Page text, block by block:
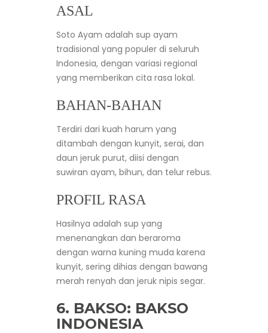
ASAL
Soto Ayam adalah sup ayam
tradisional yang populer di seluruh
Indonesia, dengan variasi regional
yang memberikan cita rasa lokal.
BAHAN-BAHAN
Terdiri dari kuah harum yang
ditambah dengan kunyit, serai, dan
daun jeruk purut, diisi dengan
suwiran ayam, bihun, dan telur rebus.
PROFIL RASA
Hasilnya adalah sup yang
menenangkan dan beraroma
dengan warna kuning muda karena
kunyit, sering dihias dengan bawang
merah renyah dan jeruk nipis segar.
6. BAKSO: BAKSO
INDONESIA